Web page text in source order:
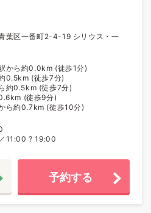
葉区一番町2-4-19 シリウス・一
から約0.0km (徒歩1分)
0.5km (徒歩7分)
約0.5km (徒歩7分)
(徒歩9分)
ら約0.7km (徒歩10分)
11:00 ? 19:00
予約する